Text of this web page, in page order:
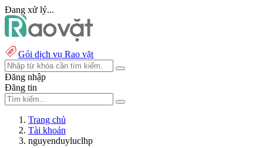
Đang xử lý...
Gói dịch vụ Rao vặt
Đăng nhập
Đăng tin
Trang chủ
Tài khoản
nguyenduyluclhp